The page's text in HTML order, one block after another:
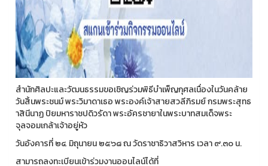
สำนักศิลปะและวัฒนธรรมขอเชิญร่วมพิธีบำเพ็ญกุศลเนื่องในวันคล้าย
วันสิ้นพระชนม์ พระวิมาดาเธอ พระองค์เจ้าสายสวลีภิรมย์ กรมพระสุทธ
าสินีนาฏ ปิยมหาราชปดิวรัดา พระอัครชายาในพระบาทสมเด็จพระ
จุลจอมเกล้าเจ้าอยู่หัว
วันอังคารที่ ๒๔ มิถุนายน ๒๕๖๘ ณ วัดราชาธิวาสวิหาร เวลา ๙.๓๐ น.
สามารถลงทะเบียนเข้าร่วมงานออนไลน์ได้ที่